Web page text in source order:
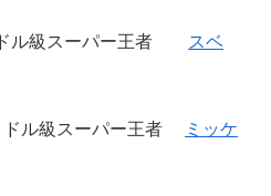
ドル級スーパー王者 スベ
ドル級スーパー王者
ミッケ